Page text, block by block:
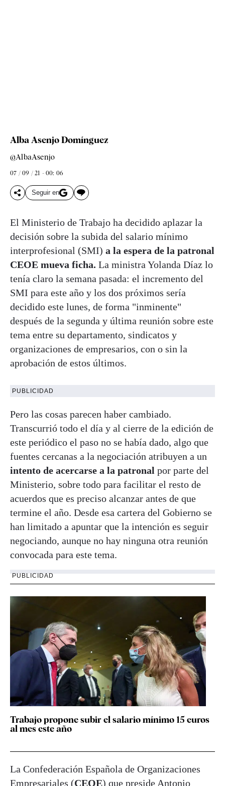
Alba Asenjo Domínguez
@AlbaAsenjo
07 / 09 / 21 - 00: 06
Seguir en
El Ministerio de Trabajo ha decidido aplazar la
decisión sobre la subida del salario mínimo
interprofesional (SMI) a la espera de la patronal
CEOE mueva ficha. La ministra Yolanda Díaz lo
tenía claro la semana pasada: el incremento del
SMI para este año y los dos próximos sería
decidido este lunes, de forma "inminente"
después de la segunda y última reunión sobre este
tema entre su departamento, sindicatos y
organizaciones de empresarios, con o sin la
aprobación de estos últimos.
PUBLICIDAD
Pero las cosas parecen haber cambiado.
Transcurrió todo el día y al cierre de la edición de
este periódico el paso no se había dado, algo que
fuentes cercanas a la negociación atribuyen a un
intento de acercarse a la patronal por parte del
Ministerio, sobre todo para facilitar el resto de
acuerdos que es preciso alcanzar antes de que
termine el año. Desde esa cartera del Gobierno se
han limitado a apuntar que la intención es seguir
negociando, aunque no hay ninguna otra reunión
convocada para este tema.
PUBLICIDAD
Trabajo propone subir el salario mínimo 15 euros
al mes este año
La Confederación Española de Organizaciones
Empresariales (CEOE) que preside Antonio